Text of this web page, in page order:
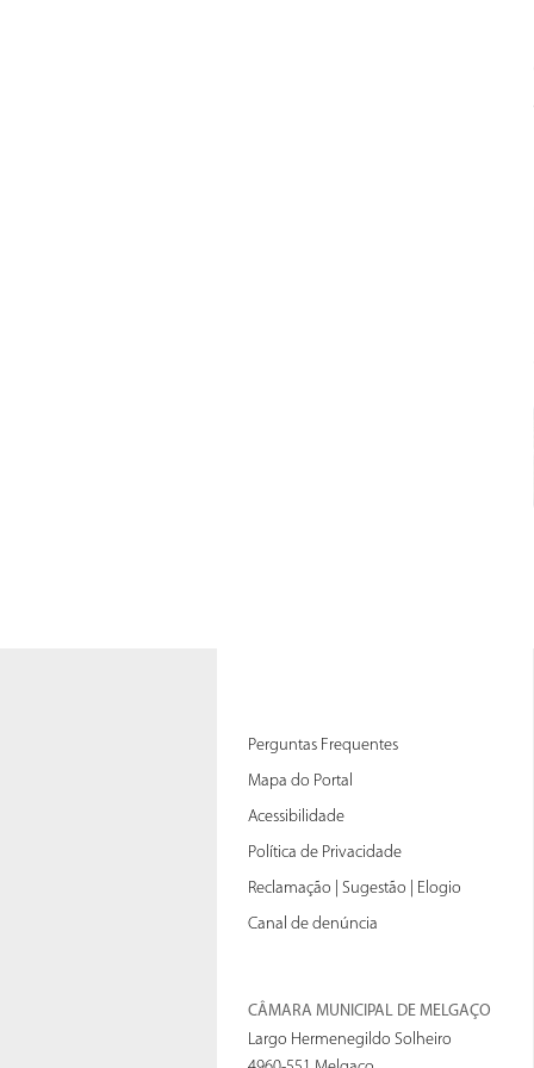
Perguntas Frequentes
Mapa do Portal
Acessibilidade
Política de Privacidade
Reclamação | Sugestão | Elogio
Canal de denúncia
CÂMARA MUNICIPAL DE MELGAÇO
Largo Hermenegildo Solheiro